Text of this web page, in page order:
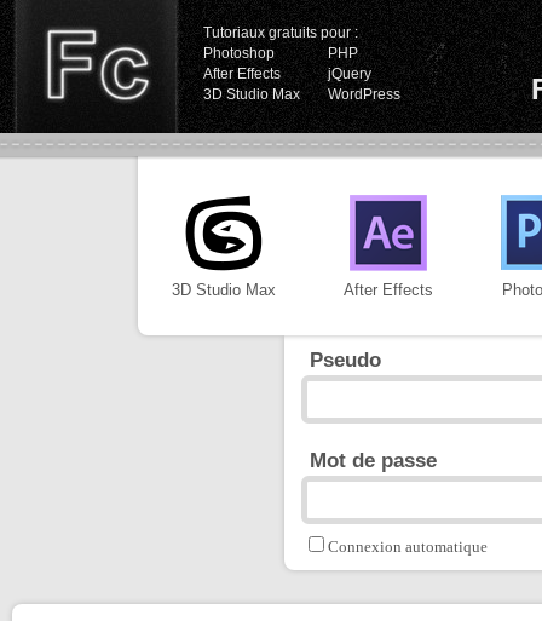
Tutoriaux gratuits pour :
Photoshop
PHP
After Effects
jQuery
3D Studio Max
WordPress
3D Studio Max After Effects
Pseudo
Mot de passe
Connexion automatique